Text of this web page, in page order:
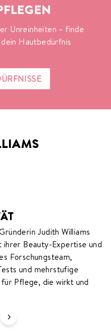
Unreinheiten – finde
Hautbedürfnis
Judith Williams
Beauty-Expertise und
Forschungsteam,
und mehrstufige
Pflege, die wirkt und
Produkte verbinden wir
Forschung und
Formulierungen, die
eingehen und
zu unterstützen, dich
deine natürliche
entwickeln wir
berücksichtigt,